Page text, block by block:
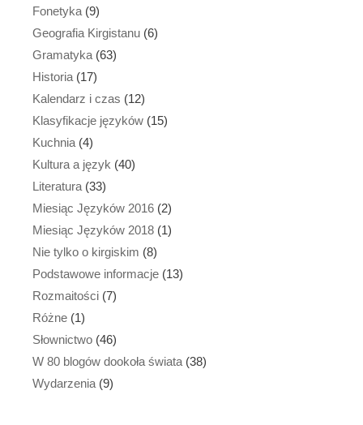
Fonetyka (9)
Geografia Kirgistanu (6)
Gramatyka (63)
Historia (17)
Kalendarz i czas (12)
Klasyfikacje języków (15)
Kuchnia (4)
Kultura a język (40)
Literatura (33)
Miesiąc Języków 2016 (2)
Miesiąc Języków 2018 (1)
Nie tylko o kirgiskim (8)
Podstawowe informacje (13)
Rozmaitości (7)
Różne (1)
Słownictwo (46)
W 80 blogów dookoła świata (38)
Wydarzenia (9)